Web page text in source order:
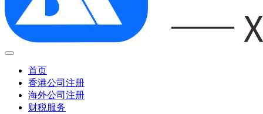
首页
香港公司注册
海外公司注册
财税服务